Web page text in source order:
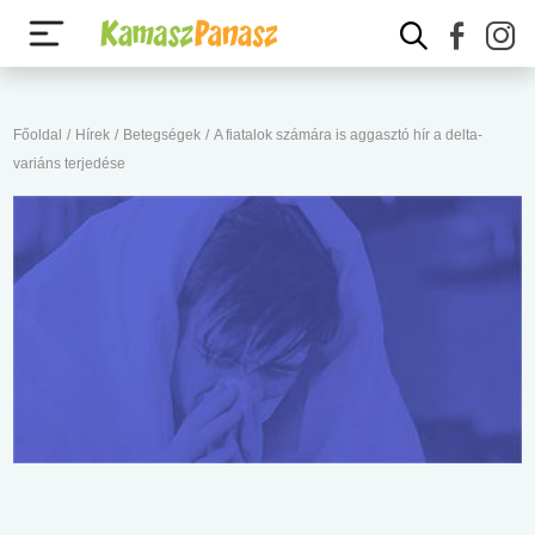
Főoldal / Hírek / Betegségek / A fiatalok számára is aggasztó hír a delta-
variáns terjedése